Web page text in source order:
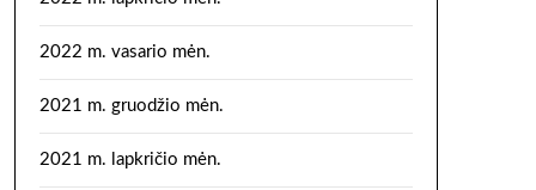
2022 m. vasario mėn.
2021 m. gruodžio mėn.
2021 m. lapkričio mėn.